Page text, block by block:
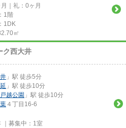
｜礼：0ヶ月
1階
1DK
㎡
ク西大井
」駅 徒歩5分
」駅 徒歩10分
戸越公園 」駅 徒歩10分
４丁目16-6
募集中： 1室